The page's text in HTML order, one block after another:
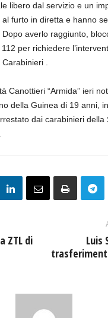
libero dal servizio e un
furto in diretta e hanno
Dopo averlo raggiunto,
per richiedere
Carabinieri .
Canottieri “Armida” ieri
della Guinea di 19 anni,
dai carabinieri della
ZTL di
Luis